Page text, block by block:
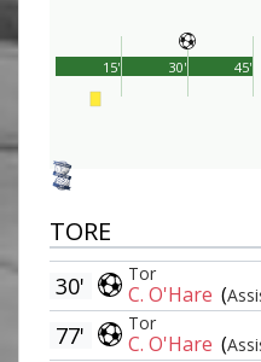
45'
15' 30'
TORE
Tor
C. O'Hare (
30'
Tor
C. O'Hare (
77'